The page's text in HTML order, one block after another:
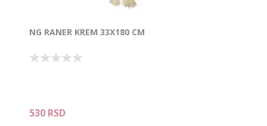
NG RANER KREM 33X180 CM
530 RSD